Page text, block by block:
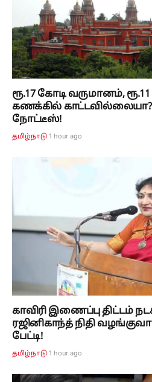
ரூ.17 கோடி வருமானம்,
கணக்கில் காட்டவில்லையா?
நோட்டீஸ்!
தமிழ்நாடு 1 hour ago
காவிரி இணைப்பு திட்டம்
ரஜினிகாந்த் நிதி
பேட்டி!
தமிழ்நாடு 1 hour ago